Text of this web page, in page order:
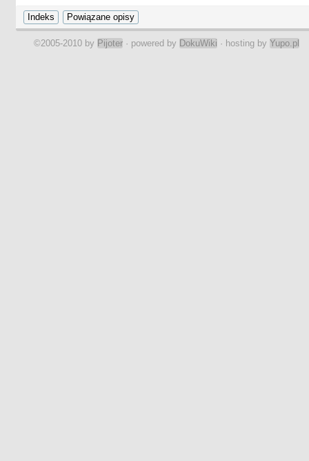
©2005-2010 by Pijoter · powered by DokuWiki · hosting by Yupo.pl